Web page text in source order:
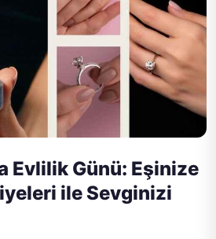
Evlilik Günü: Eşinize
ile Sevginizi